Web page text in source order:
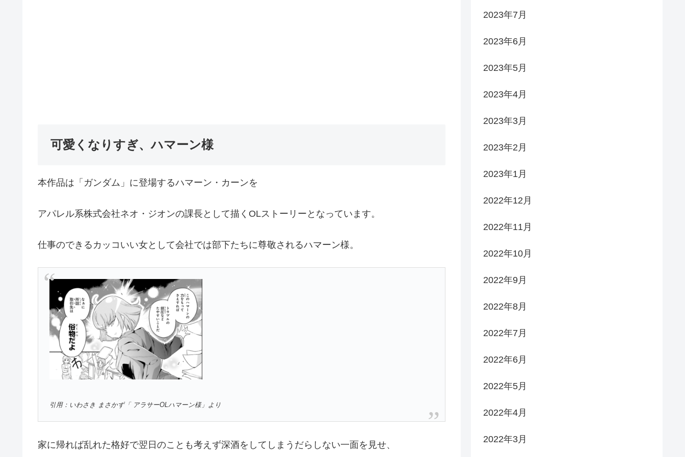
可愛くなりすぎ、ハマーン様
本作品は「ガンダム」に登場するハマーン・カーンを
アパレル系株式会社ネオ・ジオンの課長として描くOLストーリーとなっています。
仕事のできるカッコいい女として会社では部下たちに尊敬されるハマーン様。
引用：いわさき まさかず「 アラサーOLハマーン様」より
家に帰れば乱れた格好で翌日のことも考えず深酒をしてしまうだらしない一面を見せ、
2023年7月
2023年6月
2023年5月
2023年4月
2023年3月
2023年2月
2023年1月
2022年12月
2022年11月
2022年10月
2022年9月
2022年8月
2022年7月
2022年6月
2022年5月
2022年4月
2022年3月